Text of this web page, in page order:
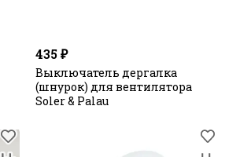
435 ₽
Выключатель дергалка
(шнурок) для вентилятора
Soler & Palau